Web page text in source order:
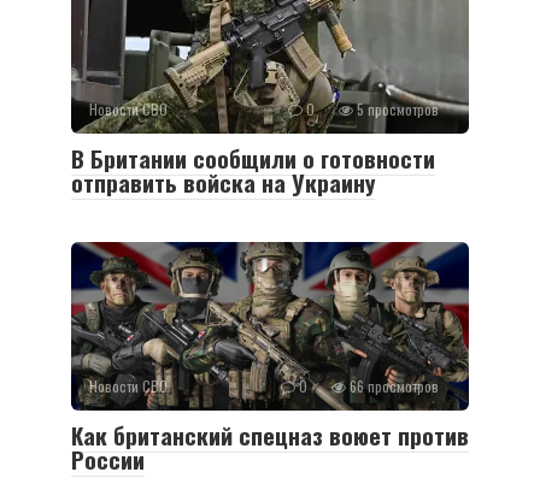
Новости СВО 0 5 просмотров
В Британии сообщили о готовности
отправить войска на Украину
Новости СВО 0 66 просмотров
Как британский спецназ воюет против
России